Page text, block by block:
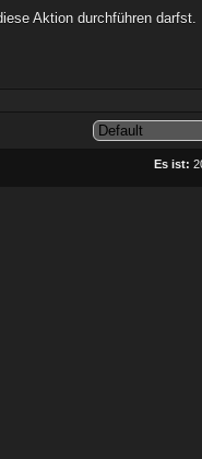
Aktion durchführen darfst.
Es ist: